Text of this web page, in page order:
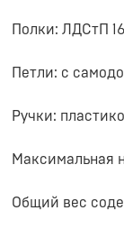
Полки: ЛДСтП
Петли: с
Ручки:
Максимальная
Общий вес